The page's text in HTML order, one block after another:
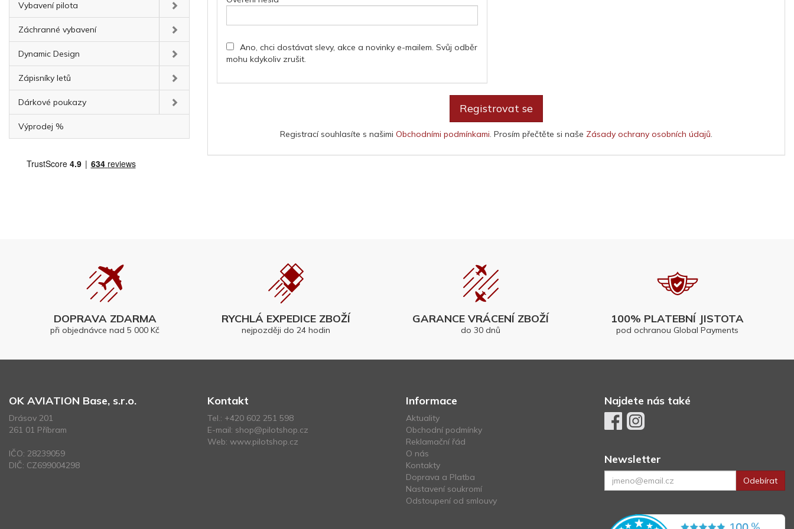
Vybavení pilota
Záchranné vybavení
Dynamic Design
Zápisníky letů
Dárkové poukazy
Výprodej %
Ano, chci dostávat slevy, akce a novinky e-mailem. Svůj odběr
mohu kdykoliv zrušit.
Registrovat se
Registrací souhlasíte s našimi Obchodními podmínkami . Prosím přečtěte si naše Zásady ochrany osobních údajů
DOPRAVA ZDARMA
při objednávce nad 5 000 Kč
RYCHLÁ EXPEDICE ZBOŽÍ
nejpozději do 24 hodin
GARANCE VRÁCENÍ ZBOŽÍ
do 30 dnů
100% PLATEBNÍ JISTOTA
pod ochranou Global Payments
OK AVIATION Base, s.r.o.
Drásov 201
261 01 Příbram
IČO: 28239059
DIČ: CZ699004298
Kontakt
Tel.: +420 602 251 598
E-mail: shop@pilotshop.cz
Web: www.pilotshop.cz
Informace
Aktuality
Obchodní podmínky
Reklamační řád
O nás
Kontakty
Doprava a Platba
Nastavení soukromí
Odstoupení od smlouvy
Najdete nás také
Newsletter
Odebírat